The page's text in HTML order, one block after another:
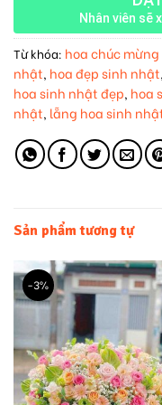
Nhân viên sẽ
Từ khóa: hoa chúc
nhật, hoa đẹp sinh nhật,
hoa sinh nhật đẹp, hoa
nhật, lẵng hoa sinh
Sản phẩm tương tự
-3%